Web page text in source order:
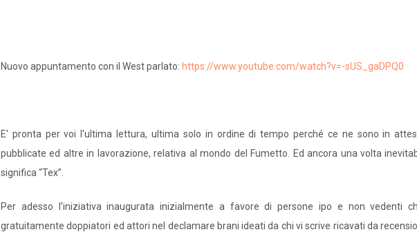
Nuovo appuntamento con il West parlato: https://www.youtube.com/watch?v=-sUS_gaDPQ0
E' pronta per voi l'ultima lettura, ultima solo in ordine di tempo perché ce ne sono in
pubblicate ed altre in lavorazione, relativa al mondo del Fumetto. Ed ancora una volta
significa “Tex”.
Per adesso l'iniziativa inaugurata inizialmente a favore di persone ipo e non vedenti
gratuitamente doppiatori ed attori nel declamare brani ideati da chi vi scrive ricavati da